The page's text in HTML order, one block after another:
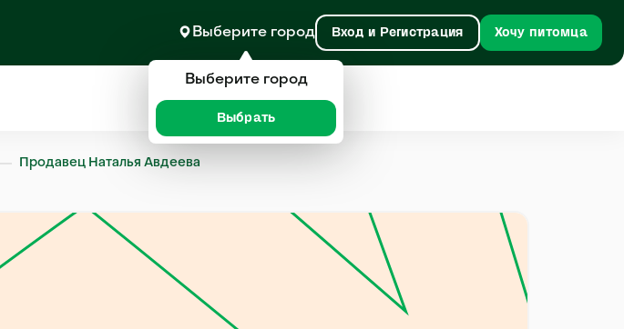
Выберите город Вход и Регистрация Хочу питомца
Продавец Наталья Авдеева
Выберите город
Выбрать